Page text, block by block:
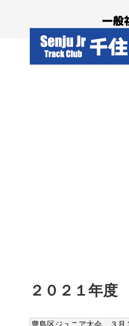
２０２１年度
豊島区ジュニア大会 ３ 月